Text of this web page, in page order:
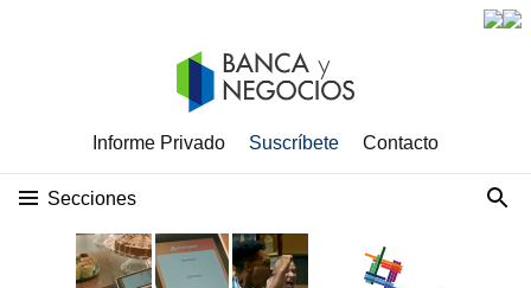
Informe Privado Suscríbete Contacto
Secciones